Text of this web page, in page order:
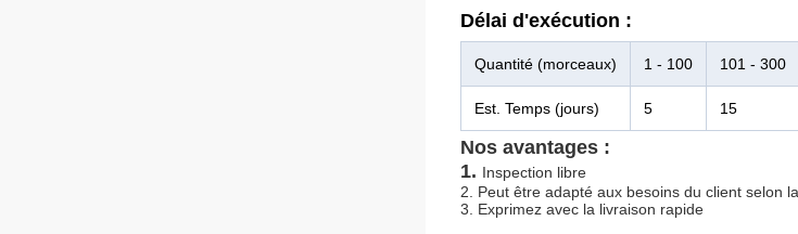
Délai d'exécution :
Quantité (morceaux) 1 - 100 101 - 300
Est. Temps (jours) 5 15
Nos avantages :
1. Inspection libre
2. Peut être adapté aux besoins du client selon
3. Exprimez avec la livraison rapide